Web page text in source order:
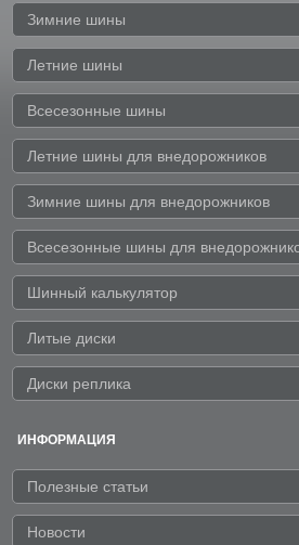
Зимние шины
Летние шины
Всесезонные шины
Летние шины для внедорожников
Зимние шины для внедорожников
Всесезонные шины для
Шинный калькулятор
Литые диски
Диски реплика
ИНФОРМАЦИЯ
Полезные статьи
Новости